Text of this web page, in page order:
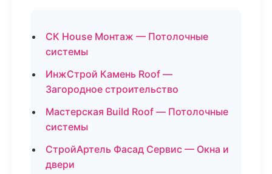
СК House Монтаж — Потолочные
системы
ИнжСтрой Камень Roof —
Загородное строительство
Мастерская Build Roof — Потолочные
системы
СтройАртель Фасад Сервис — Окна и
двери